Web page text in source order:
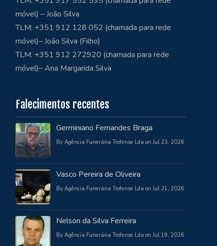
móvel) – João Silva
TLM: +351 912 128 052 (chamada para rede
móvel)– João Silva (Filho)
TLM: +351 912 272920 (chamada para rede
móvel)– Ana Margarida Silva
Falecimentos recentes
Germiniano Fernandes Braga
By Agência Funerária Trofense Lda on Jul 23, 2026
Vasco Pereira de Oliveira
By Agência Funerária Trofense Lda on Jul 21, 2026
Nelson da Silva Ferreira
By Agência Funerária Trofense Lda on Jul 19, 2026